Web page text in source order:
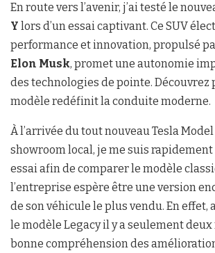
En route vers l’avenir, j’ai testé le
Y lors d’un essai captivant. Ce SUV
performance et innovation, propulsé
Elon Musk, promet une autonomie
des technologies de pointe. Découvrez
modèle redéfinit la conduite moderne.
À l’arrivée du tout nouveau Tesla
showroom local, je me suis
essai afin de comparer le modèle
l’entreprise espère être une version
de son véhicule le plus vendu. En effet,
le modèle Legacy il y a seulement deux
bonne compréhension des